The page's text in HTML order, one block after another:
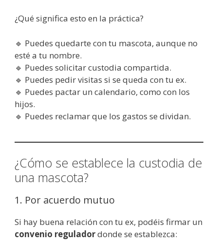
¿Qué significa esto en la práctica?
🔹 Puedes quedarte con tu mascota, aunque no
esté a tu nombre.
🔹 Puedes solicitar custodia compartida.
🔹 Puedes pedir visitas si se queda con tu ex.
🔹 Puedes pactar un calendario, como con los
hijos.
🔹 Puedes reclamar que los gastos se dividan.
¿Cómo se establece la custodia de
una mascota?
1. Por acuerdo mutuo
Si hay buena relación con tu ex, podéis firmar un
convenio reguladordonde se establezca: